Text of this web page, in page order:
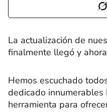
La actualización de
finalmente llegó y
Hemos escuchado
dedicado innumerables
herramienta para